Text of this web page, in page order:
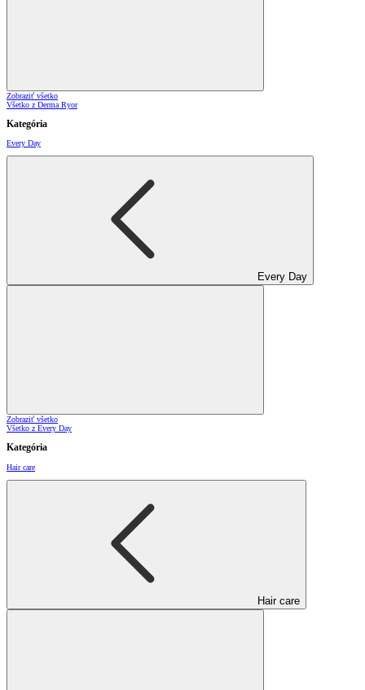
Zobraziť všetko
Všetko z Derma Ryor
Kategória
Every Day
Every Day
Zobraziť všetko
Všetko z Every Day
Kategória
Hair care
Hair care